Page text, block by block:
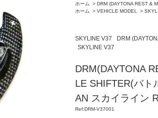
ホーム
> DRM (DAYTONA REST &
ホーム
> VEHICLE MODEL >
SKYLINE V37 DRM
SKYLINE V37
DRM(DAYTONA
LE SHIFTER(バト
AN スカイライン
Ref:DRM-V37001